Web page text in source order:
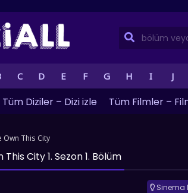
C D E F G H I J
Tüm Diziler – Dizi izle Tüm Filmler –
Own This City
This City 1. Sezon 1. Bölüm
Sinema